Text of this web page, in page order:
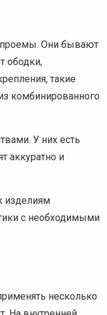
Они бывают
ободки,
такие
комбинированного
У них есть
аккуратно и
изделиям
с необходимыми
несколько